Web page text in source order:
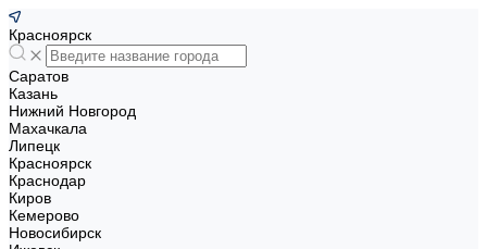
Красноярск
Саратов
Казань
Нижний Новгород
Махачкала
Липецк
Красноярск
Краснодар
Киров
Кемерово
Новосибирск